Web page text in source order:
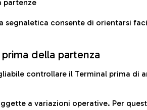
partenze
segnaletica consente di orientarsi
della partenza
controllare il Terminal prima di
a variazioni operative. Per